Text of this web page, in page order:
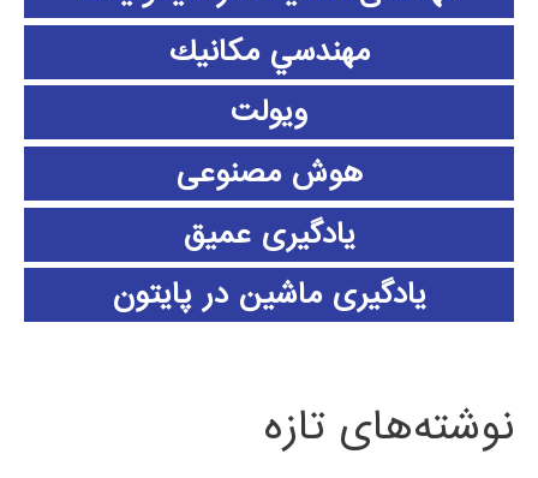
مهندسي مكانيك
ویولت
هوش مصنوعی
یادگیری عمیق
یادگیری ماشین در پایتون
نوشته‌های تازه